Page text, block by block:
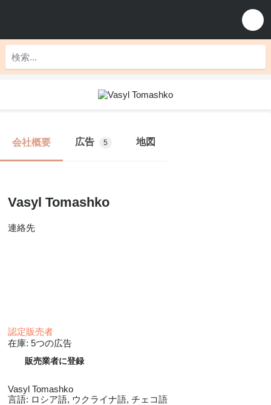
会社概要 広告 5 地図
Vasyl Tomashko
連絡先
認定販売者
在庫: 5つの広告
販売業者に登録
Vasyl Tomashko
言語: ロシア語, ウクライナ語, チェコ語